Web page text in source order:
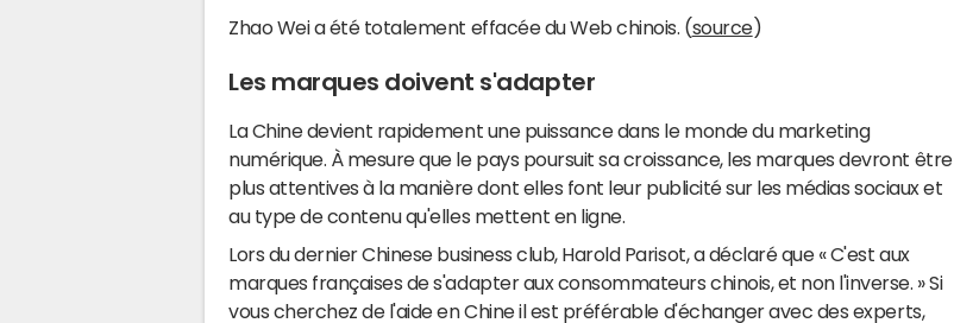
Zhao Wei a été totalement effacée du Web chinois. (source)
Les marques doivent s'adapter
La Chine devient rapidement une puissance dans le monde du marketing
numérique. À mesure que le pays poursuit sa croissance, les marques devront être
plus attentives à la manière dont elles font leur publicité sur les médias sociaux et
au type de contenu qu'elles mettent en ligne.
Lors du dernier Chinese business club, Harold Parisot, a déclaré que « C'est aux
marques françaises de s'adapter aux consommateurs chinois, et non l'inverse. » Si
vous cherchez de l'aide en Chine il est préférable d'échanger avec des experts,